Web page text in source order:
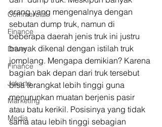
Commercial
Finance
Driver
Finance
Jakarta
Marketing
Media
orang yang mengenalnya dengan
sebutan dump truk, namun di
beberapa daerah jenis truk ini justru
banyak dikenal dengan istilah truk
jomplang. Mengapa demikian? Karena
bagian bak depan dari truk tersebut
bisa terangkat lebih tinggi guna
menurunkan muatan berjenis pasir
atau batu kerikil. Posisinya yang tidak
sama atau lebih tinggi sebagian